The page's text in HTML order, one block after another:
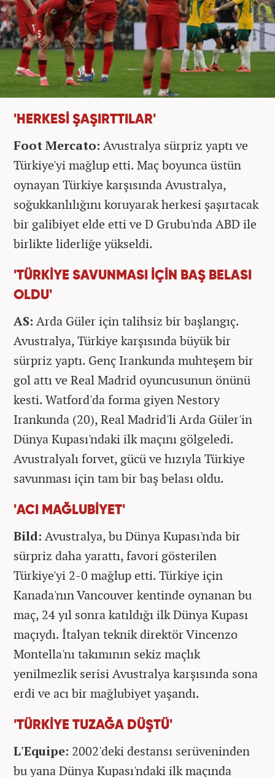
'HERKESİ ŞAŞIRTTILAR'
Foot Mercato: Avustralya sürpriz yaptı ve
Türkiye'yi mağlup etti. Maç boyunca üstün
oynayan Türkiye karşısında Avustralya,
soğukkanlılığını koruyarak herkesi şaşırtacak
bir galibiyet elde etti ve D Grubu'nda ABD ile
birlikte liderliğe yükseldi.
'TÜRKİYE SAVUNMASI İÇİN BAŞ BELASI
OLDU'
AS: Arda Güler için talihsiz bir başlangıç.
Avustralya, Türkiye karşısında büyük bir
sürpriz yaptı. Genç Irankunda muhteşem bir
gol attı ve Real Madrid oyuncusunun önünü
kesti. Watford'da forma giyen Nestory
Irankunda (20), Real Madrid'li Arda Güler'in
Dünya Kupası'ndaki ilk maçını gölgeledi.
Avustralyalı forvet, gücü ve hızıyla Türkiye
savunması için tam bir baş belası oldu.
'ACI MAĞLUBİYET'
Bild: Avustralya, bu Dünya Kupası'nda bir
sürpriz daha yarattı, favori gösterilen
Türkiye'yi 2-0 mağlup etti. Türkiye için
Kanada'nın Vancouver kentinde oynanan bu
maç, 24 yıl sonra katıldığı ilk Dünya Kupası
maçıydı. İtalyan teknik direktör Vincenzo
Montella'nı takımının sekiz maçlık
yenilmezlik serisi Avustralya karşısında sona
erdi ve acı bir mağlubiyet yaşandı.
'TÜRKİYE TUZAĞA DÜŞTÜ'
L'Equipe: 2002'deki destansı serüveninden
bu yana Dünya Kupası'ndaki ilk maçında